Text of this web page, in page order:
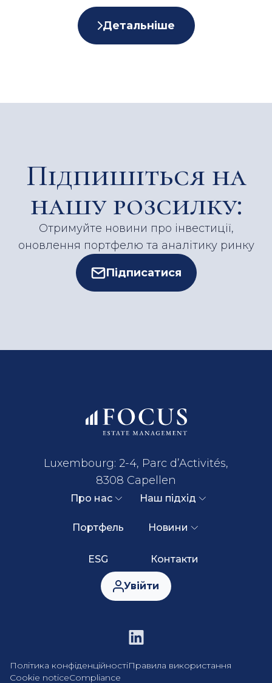
Детальніше
Підпишіться на
нашу розсилку:
Отримуйте новини про інвестиції,
оновлення портфелю та аналітику ринку
Підписатися
Luxembourg: 2-4, Parc d’Activités,
8308 Capellen
Про нас Наш підхід
Портфель Новини
ESG Контакти
Увійти
Політика конфіденційностіПравила використання
Cookie noticeCompliance